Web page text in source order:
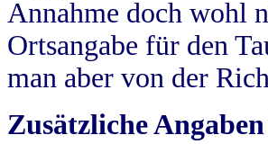
Annahme doch wohl
Ortsangabe für den
man aber von der
Zusätzliche